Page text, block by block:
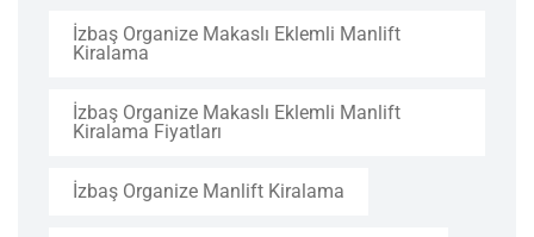
İzbaş Organize Makaslı Eklemli Manlift
Kiralama
İzbaş Organize Makaslı Eklemli Manlift
Kiralama Fiyatları
İzbaş Organize Manlift Kiralama